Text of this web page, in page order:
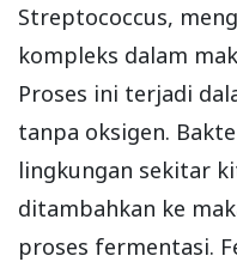
Streptococcus,
kompleks dalam
Proses ini terjadi
tanpa oksigen.
lingkungan sekitar
ditambahkan ke
proses fermentasi.